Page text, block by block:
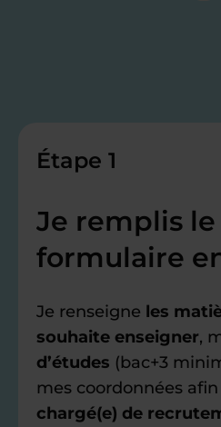
Étape 1
Je remplis le
formulaire
Je renseigne les
souhaite enseigner,
d’études (bac+3
mes coordonnées afin
chargé(e) de